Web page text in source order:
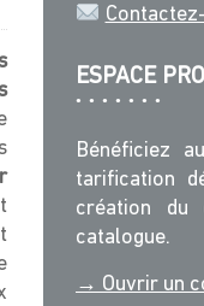
ESPACE PRO
Bénéficiez
tarification
création
catalogue.
→ Ouvrir un